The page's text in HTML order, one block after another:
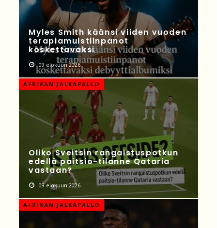
Myles Smith käänsi viiden vuoden
terapiamuistiinpanot
koskettavaksi
09 elokuun 2026
AFRIKAN JALKAPALLO
Oliko Sveitsin rangaistuspotkun
edellä paitsio-tilanne Qataria
vastaan?
09 elokuun 2026
AFRIKAN JALKAPALLO